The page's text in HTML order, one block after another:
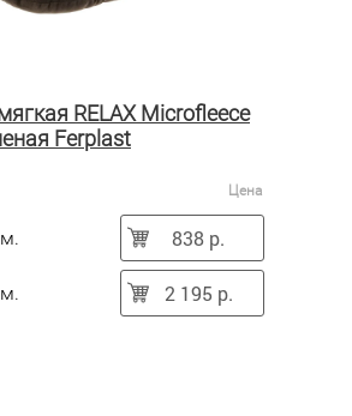
RELAX Microfleece
Ferplast
Цена
838 р.
2 195 р.